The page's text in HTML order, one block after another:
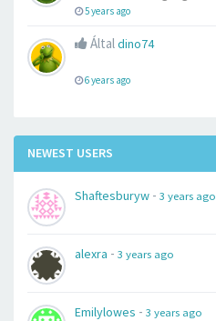
5 years ago
Általdino74
6 years ago
NEWEST USERS
Shaftesburyw - 3 years ago
alexra - 3 years ago
Emilylowes - 3 years ago